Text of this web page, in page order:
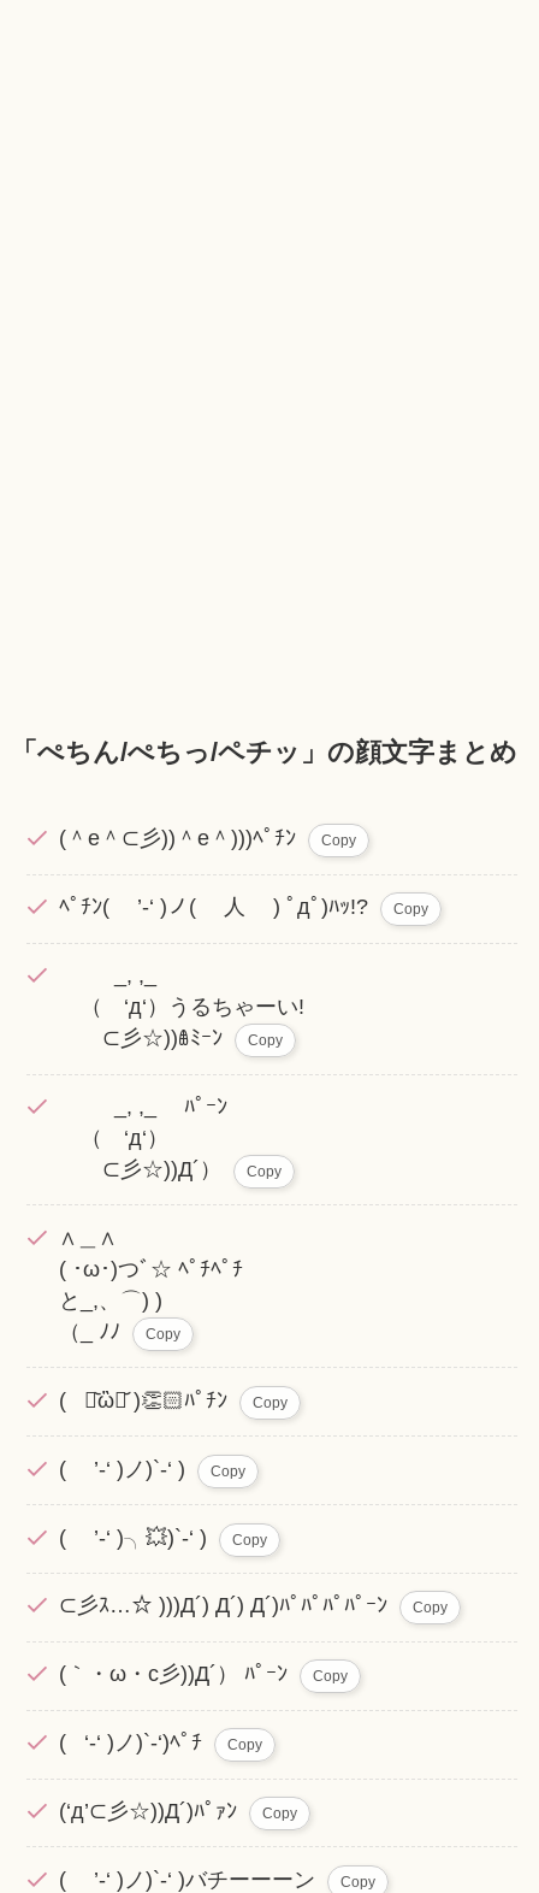
「ぺちん/ぺちっ/ペチッ」の顔文字まとめ
(＾e＾⊂彡))＾e＾)))ﾍﾟﾁﾝ Copy
ﾍﾟﾁﾝ( ’-‘ )ノ( 人 ) ﾟдﾟ)ﾊｯ!? Copy
_, ,_
（ ‘д‘）うるちゃーい!
⊂彡☆))ꇊﾐｰﾝ
Copy
_, ,_ ﾊﾟｰﾝ
（ ‘д‘）
⊂彡☆))Д´）
Copy
∧＿∧
( ･ω･)つﾞ☆ ﾍﾟﾁﾍﾟﾁ
と_,、⌒) )
（_ ﾉﾉ
Copy
( ･᷅ὢ･᷄ )👏🏻ﾊﾟﾁﾝ Copy
( ’-‘ )ノ)`-‘ ) Copy
( ’-‘ )╮💥)`-‘ ) Copy
⊂彡ｽ…☆ )))Д´) Д´) Д´)ﾊﾟﾊﾟﾊﾟﾊﾟｰﾝ Copy
(｀・ω・c彡))Д´） ﾊﾟｰﾝ Copy
( ‘-‘ )ノ)`-‘)ﾍﾟﾁ Copy
(‘д’⊂彡☆))Д´)ﾊﾟｧﾝ Copy
( ’-‘ )ノ)`-‘ )バチーーーン Copy